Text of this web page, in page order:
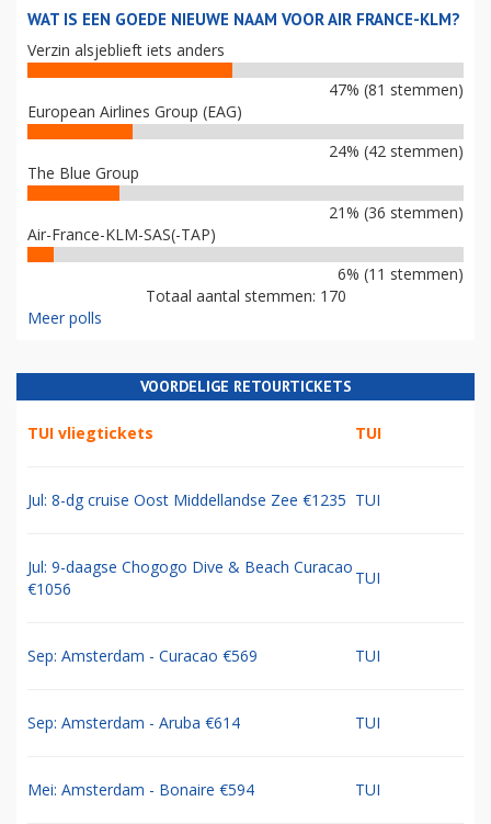
WAT IS EEN GOEDE NIEUWE NAAM VOOR AIR FRANCE-KLM?
Verzin alsjeblieft iets anders
47% (81 stemmen)
European Airlines Group (EAG)
24% (42 stemmen)
The Blue Group
21% (36 stemmen)
Air-France-KLM-SAS(-TAP)
6% (11 stemmen)
Totaal aantal stemmen: 170
Meer polls
VOORDELIGE RETOURTICKETS
TUI vliegtickets TUI
Jul: 8-dg cruise Oost Middellandse Zee €1235 TUI
Jul: 9-daagse Chogogo Dive & Beach Curacao
€1056
TUI
Sep: Amsterdam - Curacao €569 TUI
Sep: Amsterdam - Aruba €614 TUI
Mei: Amsterdam - Bonaire €594 TUI